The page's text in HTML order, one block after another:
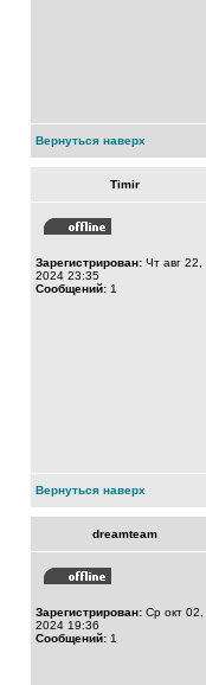
Вернуться наверх
Timir
Зарегистрирован: Чт авг 22,
2024 23:35
Сообщений: 1
Вернуться наверх
dreamteam
Зарегистрирован: Ср окт 02,
2024 19:36
Сообщений: 1